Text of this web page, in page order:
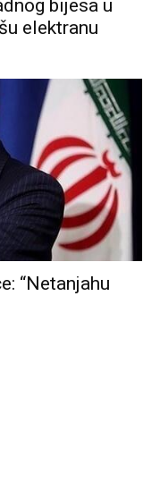
bijesa u
elektranu
“Netanjahu